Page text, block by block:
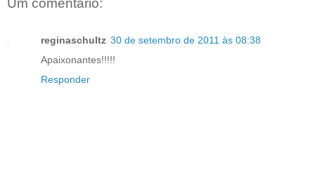
Um comentário:
reginaschultz 30 de setembro de 2011 às 08:38
Apaixonantes!!!!!
Responder